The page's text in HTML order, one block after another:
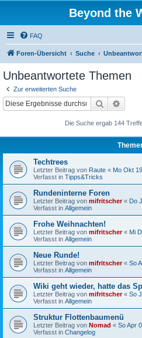
Beyond the
FAQ
Foren-Übersicht Suche
Unbeantwortete Themen
Zur erweiterten Suche
Suche
Die Suche ergab 144
Techtrees
Letzter Beitrag von Raute « Mo Okt
Verfasst in Tipps&Tricks
Rundeninterne Foren
Letzter Beitrag von mifritscher« Do
Verfasst in Allgemein
Frohe Weihnachten!
Letzter Beitrag von mifritscher« Mi
Verfasst in Allgemein
Neue Runde!
Letzter Beitrag von mifritscher« So
Verfasst in Allgemein
Wiki geht wieder, hatte das
Letzter Beitrag von mifritscher« So
Verfasst in Allgemein
Struktur Flottenbaumenü
Letzter Beitrag von Nomad « So Apr
Verfasst in Changelog